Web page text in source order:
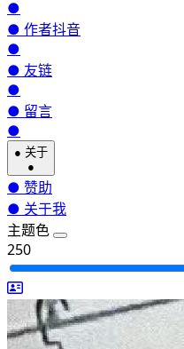
●
● 作者抖音
●
● 友链
●
● 留言
●
● 关于
●
● 赞助
● 关于我
主题色
250